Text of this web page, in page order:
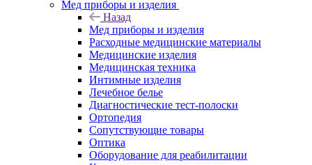
Мед приборы и изделия
Назад
Мед приборы и изделия
Расходные медицинские материалы
Медицинские изделия
Медицинская техника
Интимные изделия
Лечебное белье
Диагностические тест-полоски
Ортопедия
Сопутствующие товары
Оптика
Оборудование для реабилитации